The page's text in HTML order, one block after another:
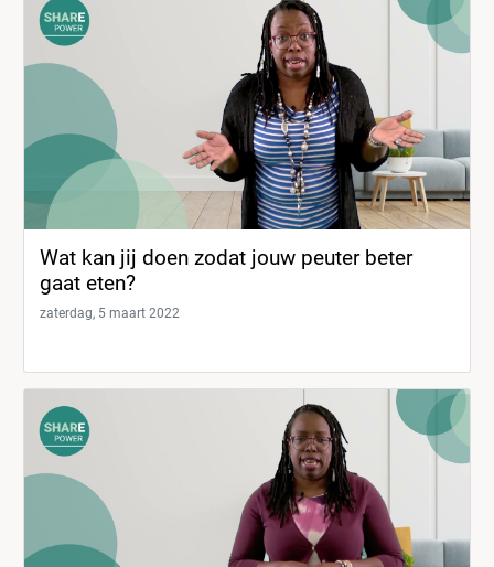
Wat kan jij doen zodat jouw peuter beter
gaat eten?
zaterdag, 5 maart 2022